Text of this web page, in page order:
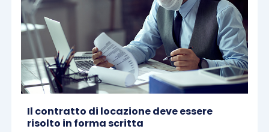
Il contratto di locazione deve essere
risolto in forma scritta